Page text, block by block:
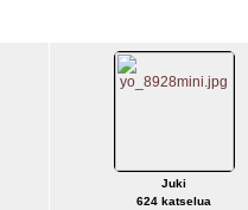
Juki
624 katselua